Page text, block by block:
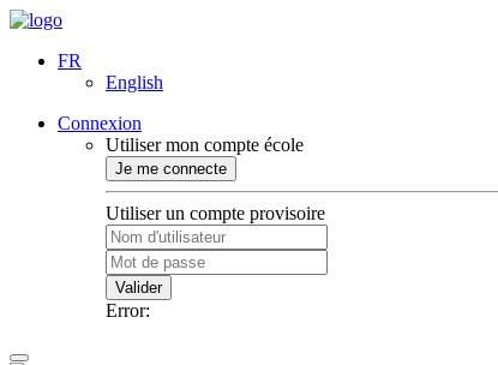
FR
English
Connexion
Utiliser mon compte école
Je me connecte
Utiliser un compte provisoire
Valider
Error: